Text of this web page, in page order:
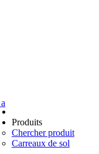
Produits
Chercher produit
Carreaux de sol